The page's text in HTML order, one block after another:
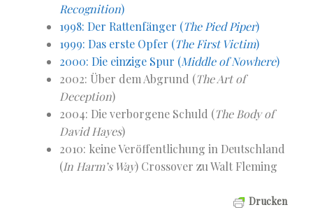
Recognition)
1998: Der Rattenfänger (The Pied Piper)
1999: Das erste Opfer (The First Victim)
2000: Die einzige Spur (Middle of Nowhere)
2002: Über dem Abgrund (The Art of
Deception)
2004: Die verborgene Schuld (The Body of
David Hayes)
2010: keine Veröffentlichung in Deutschland
(In Harm’s Way) Crossover zu Walt Fleming
Drucken